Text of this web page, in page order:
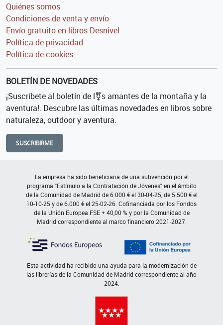
Quiénes somos
Condiciones de venta y envío
Envío gratuito en libros Desnivel
Política de privacidad
Política de cookies
BOLETÍN DE NOVEDADES
¡Suscríbete al boletín de l⚧s amantes de la montaña y la
aventura!. Descubre las últimas novedades en libros sobre
naturaleza, outdoor y aventura.
SUSCRIBIRME
La empresa ha sido beneficiaria de una subvención por el
programa "Estímulo a la Contratación de Jóvenes" en el ámbito
de la Comunidad de Madrid de 6.000 € el 30-04-25, de 5.500 € el
10-10-25 y de 6.000 € el 25-02-26. Cofinanciada por los Fondos
de la Unión Europea FSE + 40,00 % y por la Comunidad de
Madrid correspondiente al marco financiero 2021-2027.
Esta actividad ha recibido una ayuda para la modernización de
las librerías de la Comunidad de Madrid correspondiente al año
2024.